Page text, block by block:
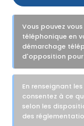
Vous pouvez
téléphonique en
démarchage
d'opposition pour
En renseignant
consentez à ce
selon les
des